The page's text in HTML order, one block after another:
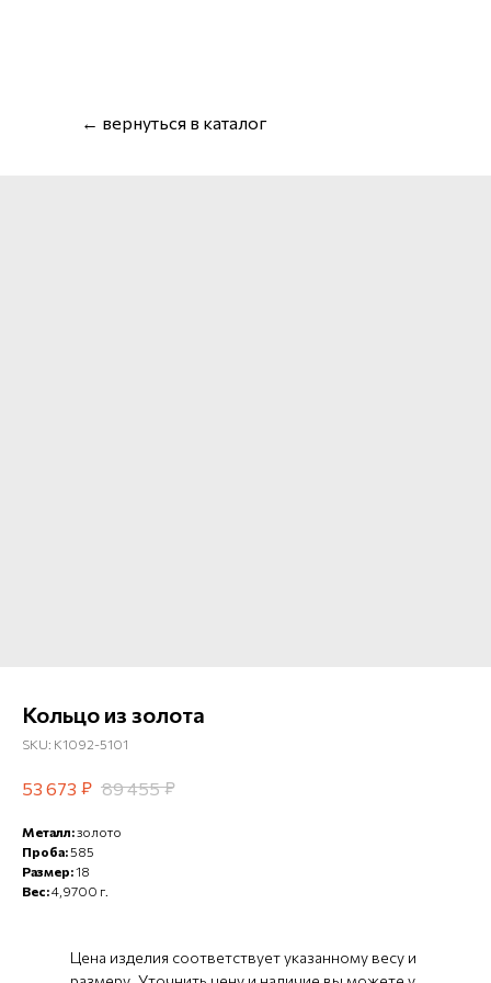
← вернуться в каталог
Кольцо из золота
SKU: К1092-5101
53 673 ₽ 89 455 ₽
Металл:золото
Проба:585
Размер:18
Вес:4,9700 г.
Цена изделия соответствует указанному весу и